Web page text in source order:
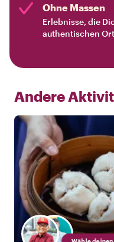
Ohne Massen
Erlebnisse, die
authentischen
Andere